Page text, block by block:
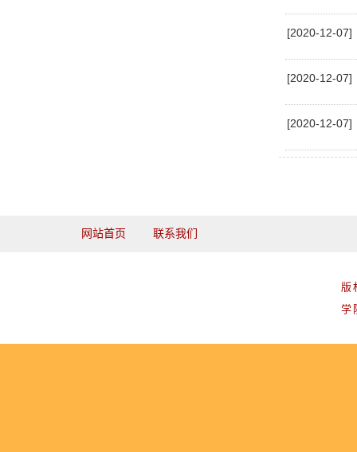
[2020-12-07]
[2020-12-07]
[2020-12-07]
网站首页 联系我们
版
学